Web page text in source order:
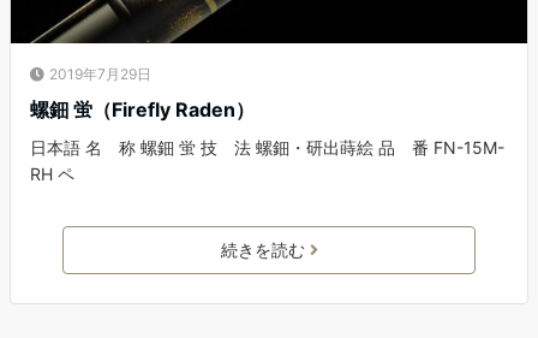
2019年7月29日
螺鈿 蛍（Firefly Raden）
日本語 名 称 螺鈿 蛍 技 法 螺鈿・研出蒔絵 品 番 FN-15M-
RH ペ
続きを読む